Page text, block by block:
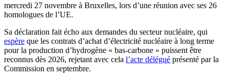
mercredi 27 novembre à Bruxelles, lors d’une réunion avec ses 26
homologues de l’UE.
Sa déclaration fait écho aux demandes du secteur nucléaire, qui
espère que les contrats d’achat d’électricité nucléaire à long terme
pour la production d’hydrogène « bas-carbone » puissent être
reconnus dès 2026, rejetant avec cela l’acte délégué présenté par la
Commission en septembre.